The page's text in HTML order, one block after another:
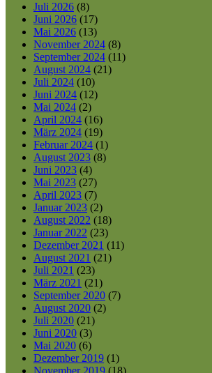
Juli 2026 (8)
Juni 2026 (17)
Mai 2026 (13)
November 2024 (8)
September 2024 (11)
August 2024 (21)
Juli 2024 (10)
Juni 2024 (12)
Mai 2024 (2)
April 2024 (16)
März 2024 (19)
Februar 2024 (1)
August 2023 (8)
Juni 2023 (4)
Mai 2023 (27)
April 2023 (7)
Januar 2023 (2)
August 2022 (18)
Januar 2022 (23)
Dezember 2021 (11)
August 2021 (21)
Juli 2021 (23)
März 2021 (21)
September 2020 (7)
August 2020 (2)
Juli 2020 (21)
Juni 2020 (3)
Mai 2020 (6)
Dezember 2019 (1)